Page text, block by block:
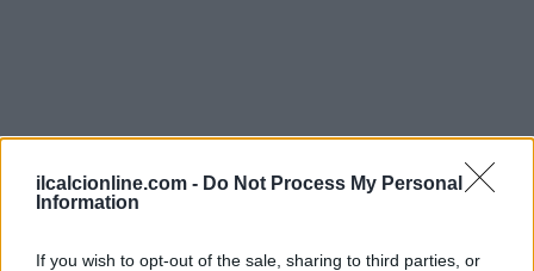
ilcalcionline.com - Do Not Process My Personal
Information
If you wish to opt-out of the sale, sharing to third parties, or